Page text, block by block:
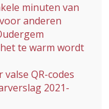
minuten van
anderen
te warm wordt
QR-codes
2021-